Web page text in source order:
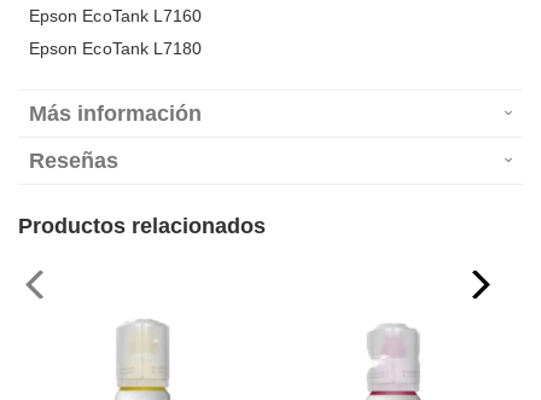
Epson EcoTank L7160
Epson EcoTank L7180
Más información
Reseñas
Productos relacionados